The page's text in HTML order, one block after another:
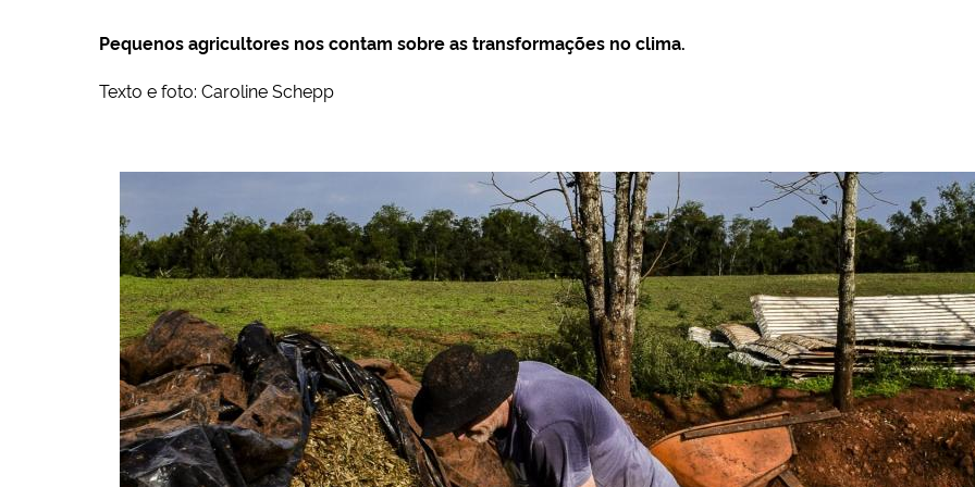
Pequenos agricultores nos contam sobre as transformações no clima.
Texto e foto: Caroline Schepp